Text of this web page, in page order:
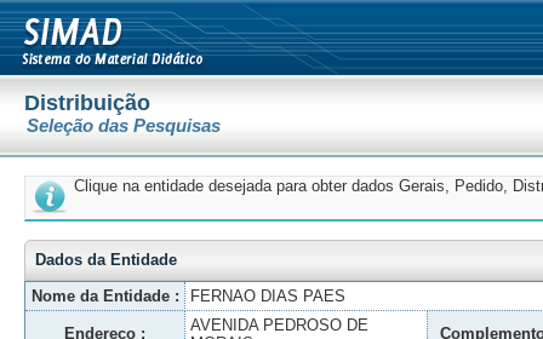
Distribuição
Seleção das Pesquisas
Clique na entidade desejada para obter dados Gerais, Pedido,
Dados da Entidade
Nome da Entidade :
FERNAO DIAS PAES
Endereço :
AVENIDA PEDROSO DE